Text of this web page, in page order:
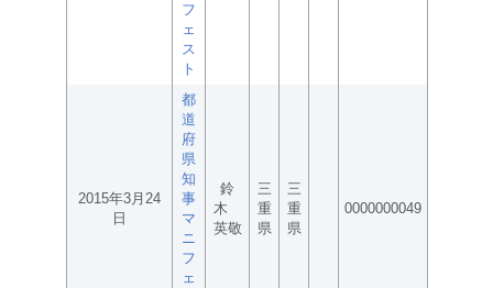
フ
ェ
ス
ト
2015年3月24
日
都
道
府
県
知
事
マ
ニ
フ
ェ
鈴
木
英敬
三
重
県
三
重
県
0000000049